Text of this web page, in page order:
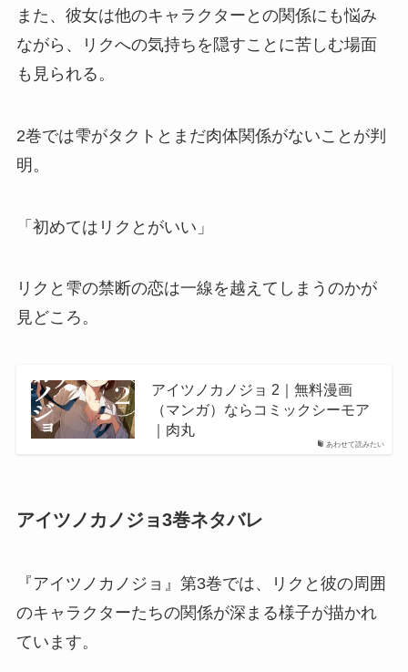
また、彼女は他のキャラクターとの関係にも悩み
ながら、リクへの気持ちを隠すことに苦しむ場面
も見られる。
2巻では雫がタクトとまだ肉体関係がないことが判
明。
「初めてはリクとがいい」
リクと雫の禁断の恋は一線を越えてしまうのかが
見どころ。
あわせて読みたい
アイツノカノジョ 2｜無料漫画
（マンガ）ならコミックシーモア
｜肉丸
アイツノカノジョ3巻ネタバレ
『アイツノカノジョ』第3巻では、リクと彼の周囲
のキャラクターたちの関係が深まる様子が描かれ
ています。